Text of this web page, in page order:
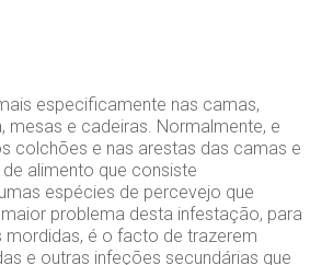
especificamente nas camas,
e cadeiras. Normalmente, e
colchões e nas arestas das camas e
alimento que consiste
espécies de percevejo que
problema desta infestação, para
é o facto de trazerem
e outras infeções secundárias que